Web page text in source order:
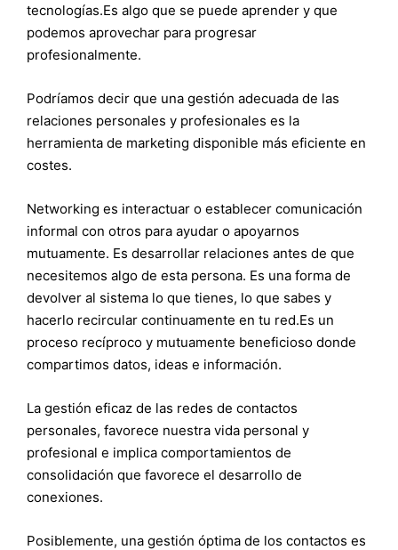
tecnologías.Es algo que se puede aprender y que
podemos aprovechar para progresar
profesionalmente.
Podríamos decir que una gestión adecuada de las
relaciones personales y profesionales es la
herramienta de marketing disponible más eficiente en
costes.
Networking es interactuar o establecer comunicación
informal con otros para ayudar o apoyarnos
mutuamente. Es desarrollar relaciones antes de que
necesitemos algo de esta persona. Es una forma de
devolver al sistema lo que tienes, lo que sabes y
hacerlo recircular continuamente en tu red.Es un
proceso recíproco y mutuamente beneficioso donde
compartimos datos, ideas e información.
La gestión eficaz de las redes de contactos
personales, favorece nuestra vida personal y
profesional e implica comportamientos de
consolidación que favorece el desarrollo de
conexiones.
Posiblemente, una gestión óptima de los contactos es